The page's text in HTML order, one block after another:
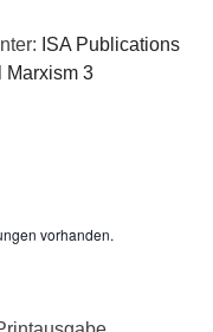
ISA Publications
Marxism 3
vorhanden.